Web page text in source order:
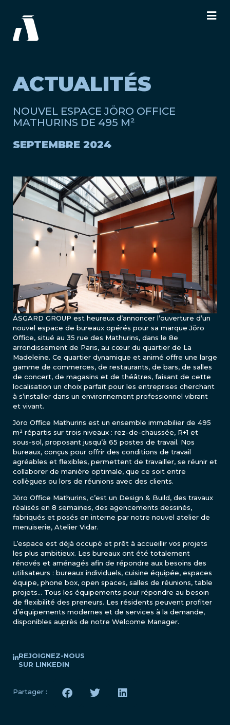
ACTUALITÉS
NOUVEL ESPACE JÖRO OFFICE
MATHURINS DE 495 M²
SEPTEMBRE 2024
ÁSGARD GROUP est heureux d’annoncer l’ouverture d’un
nouvel espace de bureaux opérés pour sa marque Jöro
Office, situé au 35 rue des Mathurins, dans le 8e
arrondissement de Paris, au cœur du quartier de La
Madeleine. Ce quartier dynamique et animé offre une large
gamme de commerces, de restaurants, de bars, de salles
de concert, de magasins et de théâtres, faisant de cette
localisation un choix parfait pour les entreprises cherchant
à s’installer dans un environnement professionnel vibrant
et vivant.
Jöro Office Mathurins est un ensemble immobilier de 495
m² répartis sur trois niveaux : rez-de-chaussée, R+1 et
sous-sol, proposant jusqu’à 65 postes de travail. Nos
bureaux, conçus pour offrir des conditions de travail
agréables et flexibles, permettent de travailler, se réunir et
collaborer de manière optimale, que ce soit entre
collègues ou lors de réunions avec des clients.
Jöro Office Mathurins, c’est un Design & Build, des travaux
réalisés en 8 semaines, des agencements dessinés,
fabriqués et posés en interne par notre nouvel atelier de
menuiserie, Atelier Vidar.
L’espace est déjà occupé et prêt à accueillir vos projets
les plus ambitieux. Les bureaux ont été totalement
rénovés et aménagés afin de répondre aux besoins des
utilisateurs : bureaux individuels, cuisine équipée, espaces
équipe, phone box, open spaces, salles de réunions, table
projets… Tous les équipements pour répondre au besoin
de flexibilité des preneurs. Les résidents peuvent profiter
d’équipements modernes et de services à la demande,
disponibles auprès de notre Welcome Manager.
REJOIGNEZ-NOUS
SUR LINKEDIN
Partager :